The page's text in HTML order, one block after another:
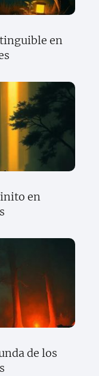
en
en
de los